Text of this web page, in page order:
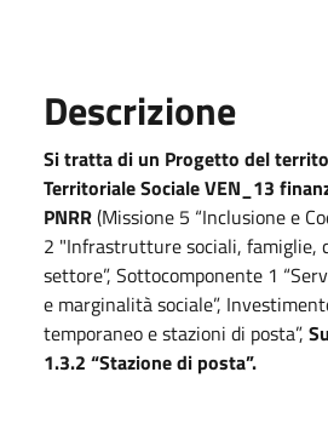
Descrizione
Si tratta di un Progetto del
Territoriale Sociale VEN_13
PNRR(Missione 5 “Inclusione e
2 "Infrastrutture sociali, famiglie,
settore”, Sottocomponente 1
e marginalità sociale”,
temporaneo e stazioni di posta”,
1.3.2 “Stazione di posta”.